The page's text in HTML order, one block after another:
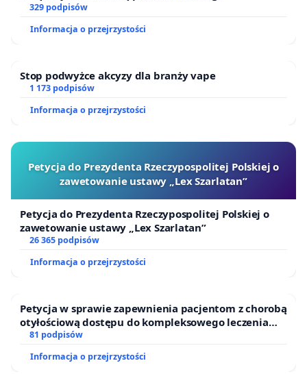
329 podpisów
Informacja o przejrzystości
Stop podwyżce akcyzy dla branży vape
1 173 podpisów
Informacja o przejrzystości
Petycja do Prezydenta Rzeczypospolitej Polskiej o
zawetowanie ustawy „Lex Szarlatan”
Petycja do Prezydenta Rzeczypospolitej Polskiej o
zawetowanie ustawy „Lex Szarlatan”
26 365 podpisów
Informacja o przejrzystości
Petycja w sprawie zapewnienia pacjentom z chorobą
otyłościową dostępu do kompleksowego leczenia
oraz programów profilaktycznych.
81 podpisów
Informacja o przejrzystości